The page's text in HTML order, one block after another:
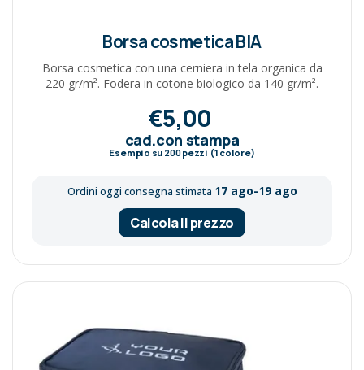
Borsa cosmetica BIA
Borsa cosmetica con una cerniera in tela organica da
220 gr/m². Fodera in cotone biologico da 140 gr/m².
€5,00
cad.con stampa
Esempio su 200pezzi (1 colore)
Ordini oggi consegna stimata 17 ago-19 ago
Calcola il prezzo